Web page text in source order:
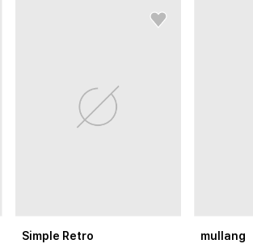
Simple Retro mullang